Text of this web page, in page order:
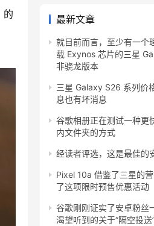
的
最新文章
就目前而言，至少有一个
载 Exynos 芯片的三星
非骁龙版本
三星 Galaxy S26 系列价
息也有坏消息
谷歌相册正在测试一种更
内文件夹的方式
经读者评选，这是最佳的
Pixel 10a 借鉴了三星的
了这项限时预售优惠活动
谷歌刚刚证实了安卓粉丝
渴望听到的关于“隔空投